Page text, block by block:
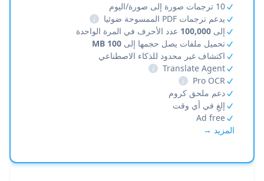
10 ترجمات صورة إلى صورة/اليوم
يدعم ترجمات PDF الممسوحة ضوئيا
i
إلى 100,000 عدد الأحرف في المرة الواحدة
تحميل ملفات يصل حجمها إلى 100 MB
اكتشاف غير محدود للذكاء الاصطناعي
Translate Agent
i
Pro OCR
i
دعم ملحق كروم
إلغِ في أي وقت
Ad free
المزيد →